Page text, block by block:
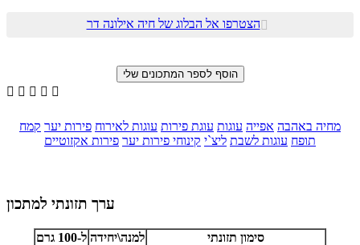
הצטרפו אל הבלוג של חיה אילונה דר
    
מחיה באהבה אפייה עוגות עוגת פירות עוגות לאירוח פירות יער קמח
תופח עוגות לשבת ליצ`י קינוחי פירות יער פירות אקזוטיים
ערך תזונתי למתכון
סימון תזונתי למנה\יחידה ל-100 גרם